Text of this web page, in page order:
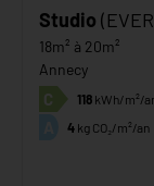
Studio
18m² à 20m²
Annecy
C 118kWh/m²/
4kg CO₂/m²/an